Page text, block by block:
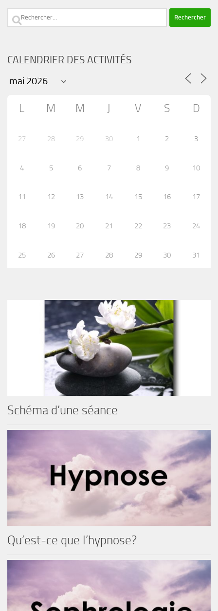
Rechercher :
CALENDRIER DES ACTIVITÉS
L M M J V S D
27 28 29 30 1 2 3
4 5 6 7 8 9 10
11 12 13 14 15 16 17
18 19 20 21 22 23 24
25 26 27 28 29 30 31
Schéma d’une séance
Qu’est-ce que l’hypnose?